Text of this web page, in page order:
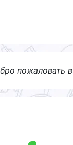
пожаловать в